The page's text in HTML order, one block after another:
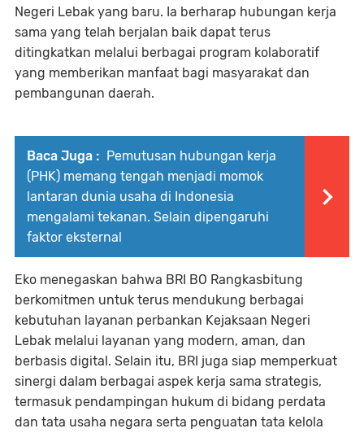
Negeri Lebak yang baru. Ia berharap hubungan kerja
sama yang telah berjalan baik dapat terus
ditingkatkan melalui berbagai program kolaboratif
yang memberikan manfaat bagi masyarakat dan
pembangunan daerah.
Baca Juga : Pemutusan hubungan kerja
(PHK) memang tengah menjadi momok
lantaran dunia usaha di Indonesia
mengalami tekanan. Selain dipengaruhi
faktor eksternal
Eko menegaskan bahwa BRI BO Rangkasbitung
berkomitmen untuk terus mendukung berbagai
kebutuhan layanan perbankan Kejaksaan Negeri
Lebak melalui layanan yang modern, aman, dan
berbasis digital. Selain itu, BRI juga siap memperkuat
sinergi dalam berbagai aspek kerja sama strategis,
termasuk pendampingan hukum di bidang perdata
dan tata usaha negara serta penguatan tata kelola